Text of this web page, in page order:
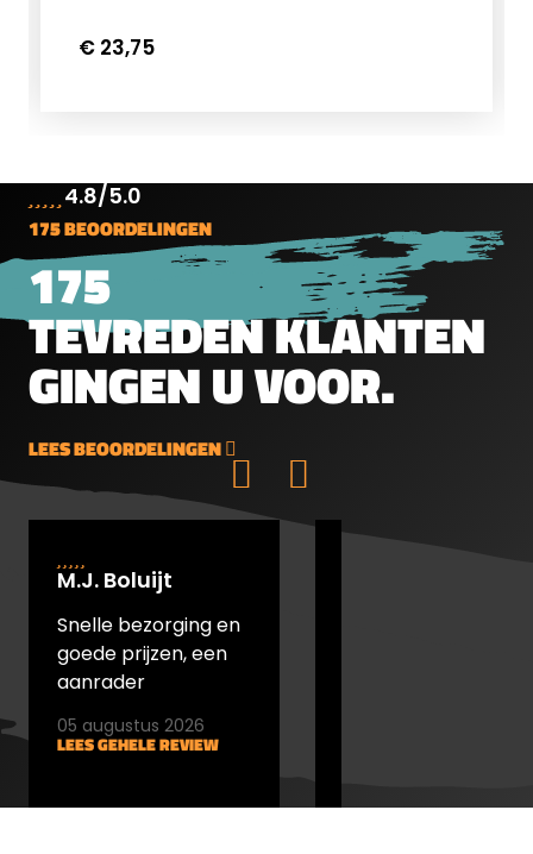
€ 23,75
4.8/5.0
175 BEOORDELINGEN
175
TEVREDEN KLANTEN
GINGEN U VOOR.
LEES BEOORDELINGEN
M.J. Boluijt
Snelle bezorging en
goede prijzen, een
aanrader
LEES GEHELE REVIEW
05 augustus 2026